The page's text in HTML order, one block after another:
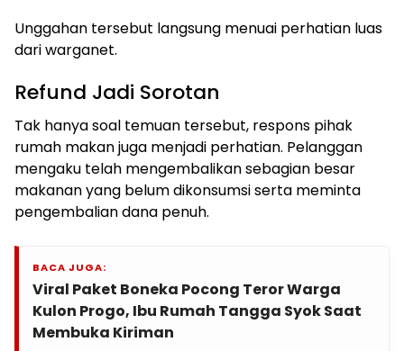
Unggahan tersebut langsung menuai perhatian luas
dari warganet.
Refund Jadi Sorotan
Tak hanya soal temuan tersebut, respons pihak
rumah makan juga menjadi perhatian. Pelanggan
mengaku telah mengembalikan sebagian besar
makanan yang belum dikonsumsi serta meminta
pengembalian dana penuh.
BACA JUGA:
Viral Paket Boneka Pocong Teror Warga
Kulon Progo, Ibu Rumah Tangga Syok Saat
Membuka Kiriman